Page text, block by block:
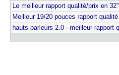
Le meilleur rapport qualité/prix en
Meilleur 19/20 pouces rapport
hauts-parleurs 2.0 - meilleur rapport